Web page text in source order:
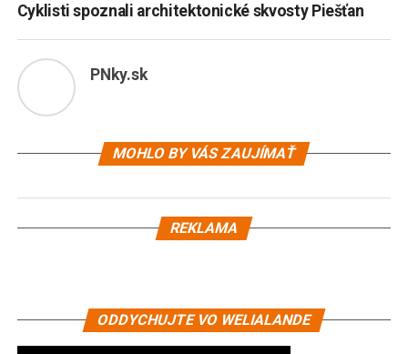
Cyklisti spoznali architektonické skvosty Piešťan
PNky.sk
MOHLO BY VÁS ZAUJÍMAŤ
REKLAMA
ODDYCHUJTE VO WELIALANDE